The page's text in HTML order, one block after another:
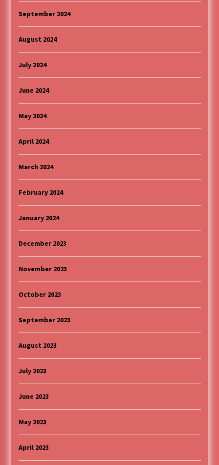
September 2024
August 2024
July 2024
June 2024
May 2024
April 2024
March 2024
February 2024
January 2024
December 2023
November 2023
October 2023
September 2023
August 2023
July 2023
June 2023
May 2023
April 2023